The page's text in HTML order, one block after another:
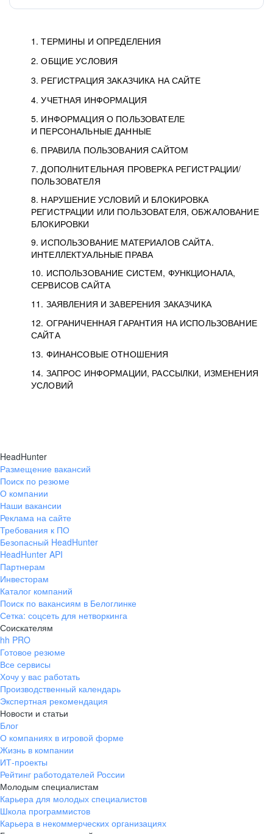
1. ТЕРМИНЫ И ОПРЕДЕЛЕНИЯ
2. ОБЩИЕ УСЛОВИЯ
3. РЕГИСТРАЦИЯ ЗАКАЗЧИКА НА САЙТЕ
4. УЧЕТНАЯ ИНФОРМАЦИЯ
5. ИНФОРМАЦИЯ О ПОЛЬЗОВАТЕЛЕ
И ПЕРСОНАЛЬНЫЕ ДАННЫЕ
6. ПРАВИЛА ПОЛЬЗОВАНИЯ САЙТОМ
7. ДОПОЛНИТЕЛЬНАЯ ПРОВЕРКА РЕГИСТРАЦИИ/
ПОЛЬЗОВАТЕЛЯ
8. НАРУШЕНИЕ УСЛОВИЙ И БЛОКИРОВКА
РЕГИСТРАЦИИ ИЛИ ПОЛЬЗОВАТЕЛЯ, ОБЖАЛОВАНИЕ
БЛОКИРОВКИ
9. ИСПОЛЬЗОВАНИЕ МАТЕРИАЛОВ САЙТА.
ИНТЕЛЛЕКТУАЛЬНЫЕ ПРАВА
10. ИСПОЛЬЗОВАНИЕ СИСТЕМ, ФУНКЦИОНАЛА,
СЕРВИСОВ САЙТА
11. ЗАЯВЛЕНИЯ И ЗАВЕРЕНИЯ ЗАКАЗЧИКА
12. ОГРАНИЧЕННАЯ ГАРАНТИЯ НА ИСПОЛЬЗОВАНИЕ
САЙТА
13. ФИНАНСОВЫЕ ОТНОШЕНИЯ
14. ЗАПРОС ИНФОРМАЦИИ, РАССЫЛКИ, ИЗМЕНЕНИЯ
УСЛОВИЙ
HeadHunter
Размещение вакансий
Поиск по резюме
О компании
Наши вакансии
Реклама на сайте
Требования к ПО
Безопасный HeadHunter
HeadHunter API
Партнерам
Инвесторам
Каталог компаний
Поиск по вакансиям в Белоглинке
Сетка: соцсеть для нетворкинга
Соискателям
hh PRO
Готовое резюме
Все сервисы
Хочу у вас работать
Производственный календарь
Экспертная рекомендация
Новости и статьи
Блог
О компаниях в игровой форме
Жизнь в компании
ИТ-проекты
Рейтинг работодателей России
Молодым специалистам
Карьера для молодых специалистов
Школа программистов
Карьера в некоммерческих организациях